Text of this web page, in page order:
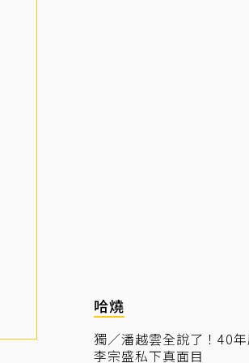
哈燒
獨／潘越雲全說了！40
李宗盛私下真面目